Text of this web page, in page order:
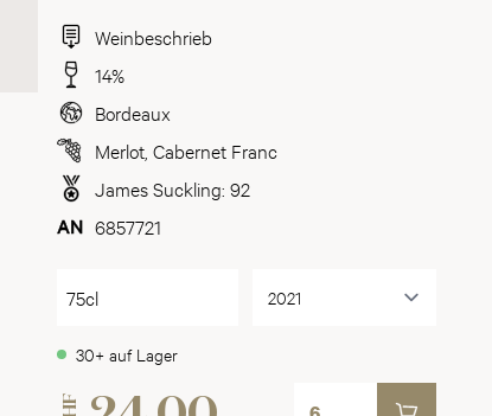
Weinbeschrieb
14%
Bordeaux
Merlot Cabernet Franc
James Suckling: 92
6857721
75cl
30+ auf Lager